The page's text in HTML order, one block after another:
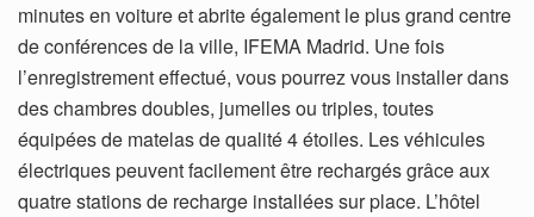
minutes en voiture et abrite également le plus grand centre
de conférences de la ville, IFEMA Madrid. Une fois
l’enregistrement effectué, vous pourrez vous installer dans
des chambres doubles, jumelles ou triples, toutes
équipées de matelas de qualité 4 étoiles. Les véhicules
électriques peuvent facilement être rechargés grâce aux
quatre stations de recharge installées sur place. L’hôtel